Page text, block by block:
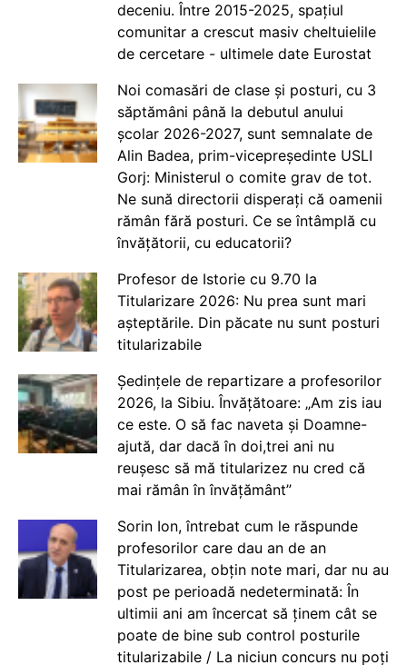
deceniu. Între 2015-2025, spațiul
comunitar a crescut masiv cheltuielile
de cercetare - ultimele date Eurostat
Noi comasări de clase și posturi, cu 3
săptămâni până la debutul anului
școlar 2026-2027, sunt semnalate de
Alin Badea, prim-vicepreședinte USLI
Gorj: Ministerul o comite grav de tot.
Ne sună directorii disperați că oamenii
rămân fără posturi. Ce se întâmplă cu
învățătorii, cu educatorii?
Profesor de Istorie cu 9.70 la
Titularizare 2026: Nu prea sunt mari
așteptările. Din păcate nu sunt posturi
titularizabile
Ședințele de repartizare a profesorilor
2026, la Sibiu. Învățătoare: „Am zis iau
ce este. O să fac naveta și Doamne-
ajută, dar dacă în doi,trei ani nu
reușesc să mă titularizez nu cred că
mai rămân în învățământ”
Sorin Ion, întrebat cum le răspunde
profesorilor care dau an de an
Titularizarea, obțin note mari, dar nu au
post pe perioadă nedeterminată: În
ultimii ani am încercat să ținem cât se
poate de bine sub control posturile
titularizabile / La niciun concurs nu poți